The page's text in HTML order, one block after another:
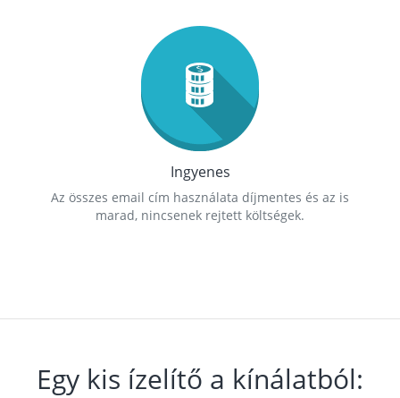
Ingyenes
Az összes email cím használata díjmentes és az is
marad, nincsenek rejtett költségek.
Egy kis ízelítő a kínálatból: